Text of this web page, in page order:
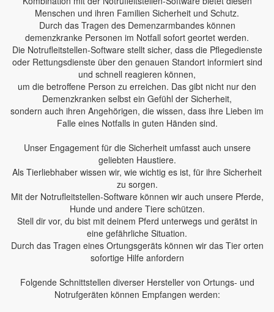
Menschen und ihren Familien Sicherheit und Schutz.
Durch das Tragen des Demenzarmbandes können
demenzkranke Personen im Notfall sofort geortet werden.
Die Notrufleitstellen-Software stellt sicher, dass die Pflegedienste
oder Rettungsdienste über den genauen Standort informiert sind
und schnell reagieren können,
um die betroffene Person zu erreichen. Das gibt nicht nur den
Demenzkranken selbst ein Gefühl der Sicherheit,
sondern auch ihren Angehörigen, die wissen, dass ihre Lieben im
Falle eines Notfalls in guten Händen sind.
Unser Engagement für die Sicherheit umfasst auch unsere
geliebten Haustiere.
Als Tierliebhaber wissen wir, wie wichtig es ist, für ihre Sicherheit
zu sorgen.
Mit der Notrufleitstellen-Software können wir auch unsere Pferde,
Hunde und andere Tiere schützen.
Stell dir vor, du bist mit deinem Pferd unterwegs und gerätst in
eine gefährliche Situation.
Durch das Tragen eines Ortungsgeräts können wir das Tier orten
sofortige Hilfe anfordern
Folgende Schnittstellen diverser Hersteller von Ortungs- und
Notrufgeräten können Empfangen werden: